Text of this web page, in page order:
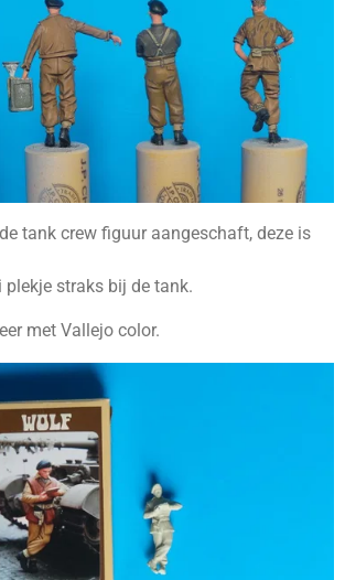
tank crew figuur aangeschaft, deze is
straks bij de tank.
met Vallejo color.